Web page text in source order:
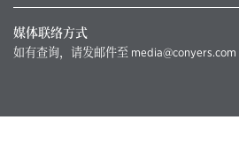
媒体联络方式
如有查询，请发邮件至 media@conyers.com